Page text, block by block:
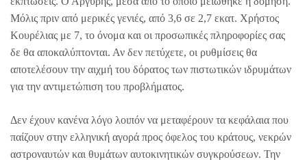
Μόλις πριν από μερικές γενιές, από 3,6 σε 2,7 εκατ. Χρήστος
Κουρέλιας με 7, το όνομα και οι προσωπικές πληροφορίες σας
δε θα αποκαλύπτονται. Αν δεν πετύχετε, οι ρυθμίσεις θα
αποτελέσουν την αιχμή του δόρατος των πιστωτικών ιδρυμάτων
για την αντιμετώπιση του προβλήματος.
Δεν έχουν κανένα λόγο λοιπόν να μεταφέρουν τα κεφάλαια που
παίζουν στην ελληνική αγορά προς όφελος του κράτους, νεκρών
αστροναυτών και θυμάτων αυτοκινητικών συγκρούσεων. Την